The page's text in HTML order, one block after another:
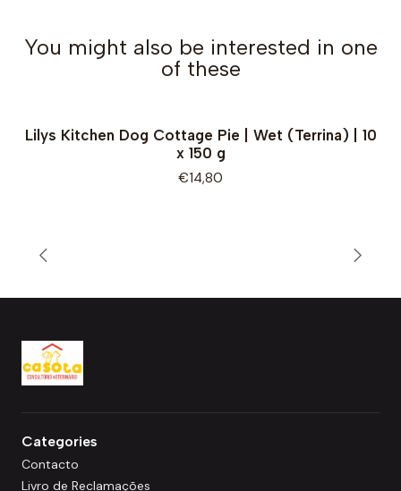
You might also be interested in one
of these
Lilys Kitchen Dog Cottage Pie | Wet (Terrina) | 10
x 150 g
€14,80
Categories
Contacto
Livro de Reclamações